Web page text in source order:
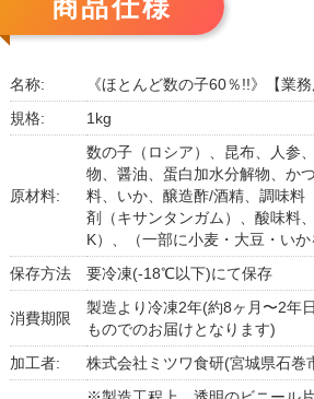
商品仕様
名称:
《ほとんど数の子60％!!》【業
規格:
1kg
原材料:
数の子（ロシア）、昆布、人参
物、醤油、蛋白加水分解物、か
料、いか、醸造酢/酒精、調味料
剤（キサンタンガム）、酸味料
K）、（一部に小麦・大豆・いか
保存方法
要冷凍(-18℃以下)にて保存
消費期限
製造より冷凍2年(約8ヶ月〜2年
ものでのお届けとなります)
加工者:
株式会社ミツワ食研(宮城県石巻